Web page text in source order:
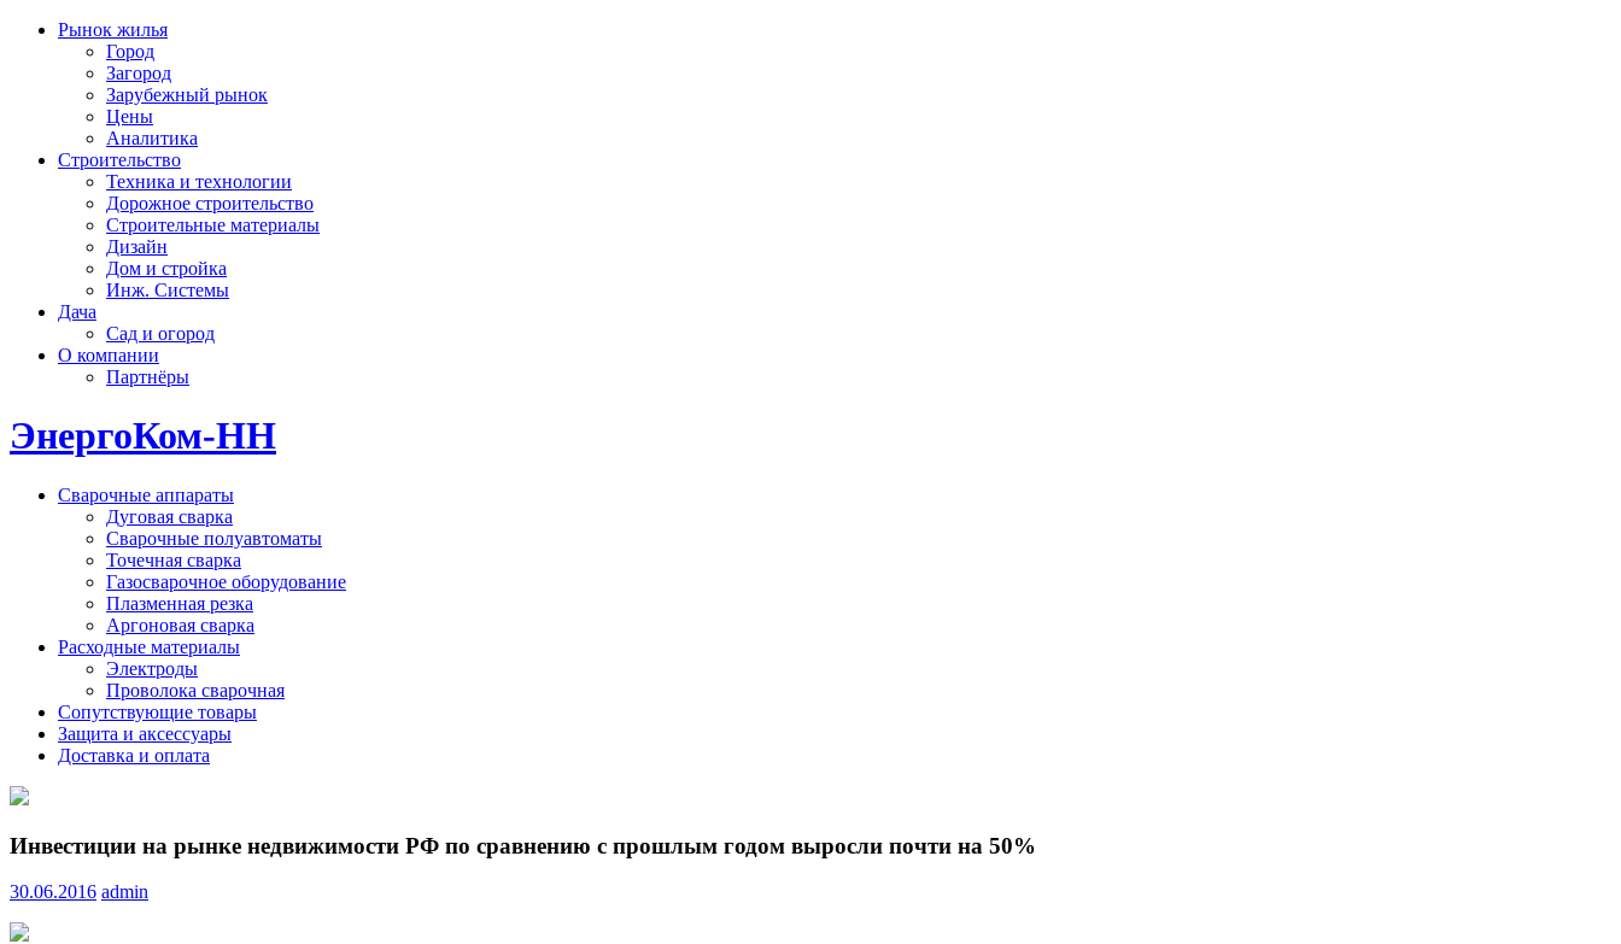
Рынок жилья
Город
Загород
Зарубежный рынок
Цены
Аналитика
Строительство
Техника и технологии
Дорожное строительство
Строительные материалы
Дизайн
Дом и стройка
Инж. Системы
Дача
Сад и огород
О компании
Партнёры
ЭнергоКом-НН
Сварочные аппараты
Дуговая сварка
Сварочные полуавтоматы
Точечная сварка
Газосварочное оборудование
Плазменная резка
Аргоновая сварка
Расходные материалы
Электроды
Проволока сварочная
Сопутствующие товары
Защита и аксессуары
Доставка и оплата
Инвестиции на рынке недвижимости РФ по сравнению с прошлым годом выросли почти на 50%
30.06.2016 admin